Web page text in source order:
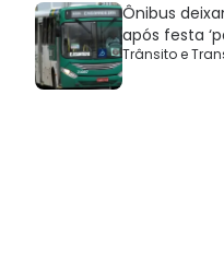
Ônibus
após festa
Trânsito e